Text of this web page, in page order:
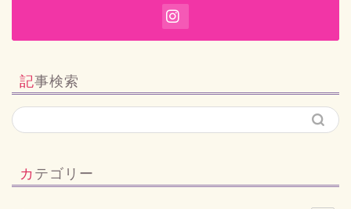
記事検索
カテゴリー